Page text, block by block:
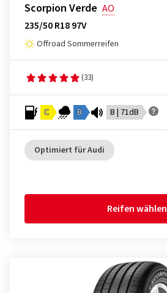
Scorpion Verde AO
235/50 R18 97V
Offroad Sommerreifen
(33)
C B B | 71dB
Optimiert für Audi
Reifen wählen